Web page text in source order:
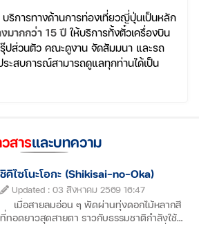
บริการทางด้านการท่องเที่ยวญี่ปุ่นเป็นหลัก
มากกว่า 15 ปี ให้บริการทั้งตั๋วเครื่องบิน
ปส่วนตัว คณะดูงาน จัดสัมมนา และรถ
ะสบการณ์สามารถดูแลทุกท่านได้เป็น
สารและบทความ
ชิคิไซโนะโอกะ (Shikisai-no-Oka)
Updated : 03 สิงหาคม 2569 16:47
เมื่อสายลมอ่อน ๆ พัดผ่านทุ่งดอกไม้หลากสี
ที่ทอดยาวสุดสายตา ราวกับธรรมชาติกำลังใช้